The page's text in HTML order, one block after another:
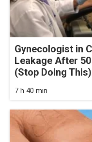
Gynecologist in
Leakage After
(Stop Doing This)
7 h 40 min